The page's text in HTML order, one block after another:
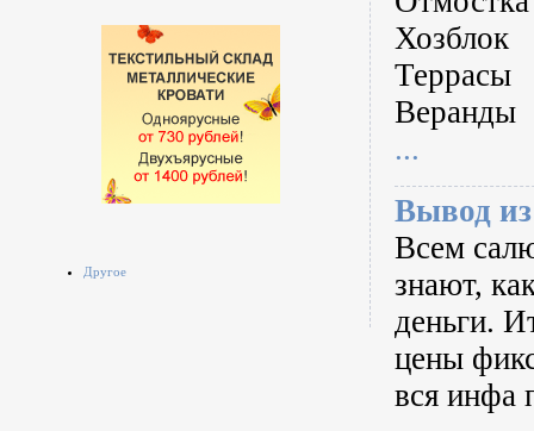
Другое
Хозблок
Террасы
Веранды
...
Вывод
Всем
знают,
деньги.
цены
вся инфа